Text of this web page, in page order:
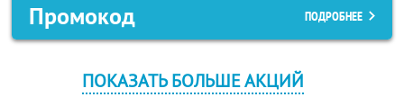
Промокод ПОДРОБНЕЕ
ПОКАЗАТЬ БОЛЬШЕ АКЦИЙ